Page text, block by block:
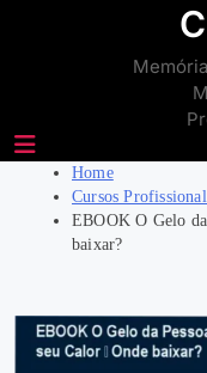
Home
Cursos
EBOOK O Gelo
baixar?